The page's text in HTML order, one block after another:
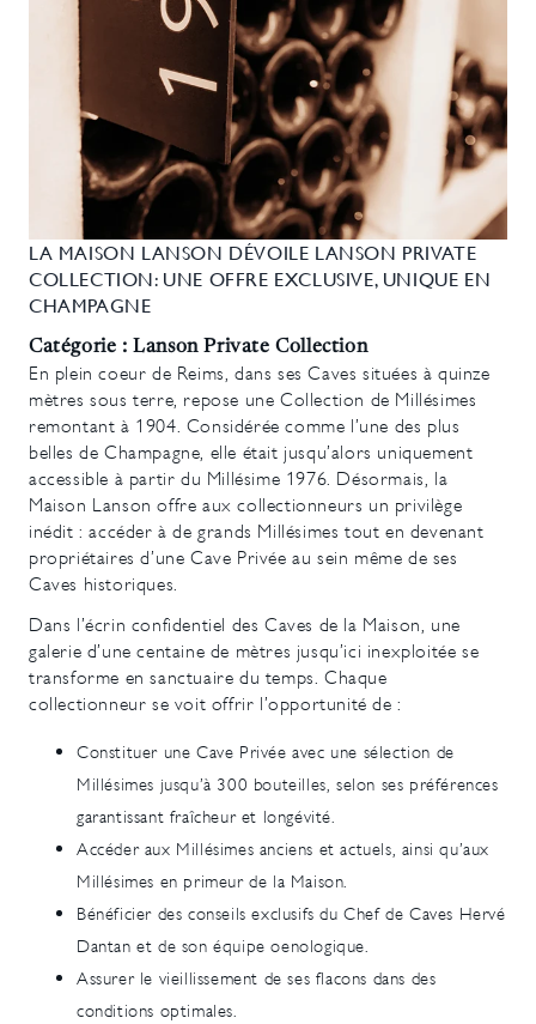
LA MAISON LANSON DÉVOILE LANSON PRIVATE
COLLECTION: UNE OFFRE EXCLUSIVE, UNIQUE EN
CHAMPAGNE
Catégorie : Lanson Private Collection
En plein coeur de Reims, dans ses Caves situées à quinze
mètres sous terre, repose une Collection de Millésimes
remontant à 1904. Considérée comme l’une des plus
belles de Champagne, elle était jusqu’alors uniquement
accessible à partir du Millésime 1976. Désormais, la
Maison Lanson offre aux collectionneurs un privilège
inédit : accéder à de grands Millésimes tout en devenant
propriétaires d’une Cave Privée au sein même de ses
Caves historiques.
Dans l’écrin confidentiel des Caves de la Maison, une
galerie d’une centaine de mètres jusqu’ici inexploitée se
transforme en sanctuaire du temps. Chaque
collectionneur se voit offrir l’opportunité de :
Constituer une Cave Privée avec une sélection de
Millésimes jusqu’à 300 bouteilles, selon ses préférences
garantissant fraîcheur et longévité.
Accéder aux Millésimes anciens et actuels, ainsi qu’aux
Millésimes en primeur de la Maison.
Bénéficier des conseils exclusifs du Chef de Caves Hervé
Dantan et de son équipe oenologique.
Assurer le vieillissement de ses flacons dans des
conditions optimales.